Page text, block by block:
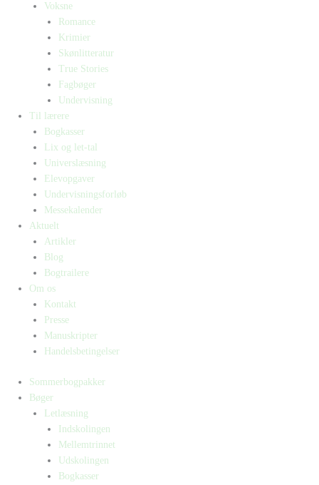
Voksne
Romance
Krimier
Skønlitteratur
True Stories
Fagbøger
Undervisning
Til lærere
Bogkasser
Lix og let-tal
Universlæsning
Elevopgaver
Undervisningsforløb
Messekalender
Aktuelt
Artikler
Blog
Bogtrailere
Om os
Kontakt
Presse
Manuskripter
Handelsbetingelser
Sommerbogpakker
Bøger
Letlæsning
Indskolingen
Mellemtrinnet
Udskolingen
Bogkasser